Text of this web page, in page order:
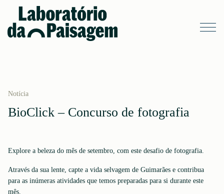
Notícia
BioClick – Concurso de fotografia
Explore a beleza do mês de setembro, com este desafio de fotografia.
Através da sua lente, capte a vida selvagem de Guimarães e contribua
para as inúmeras atividades que temos preparadas para si durante este
mês.